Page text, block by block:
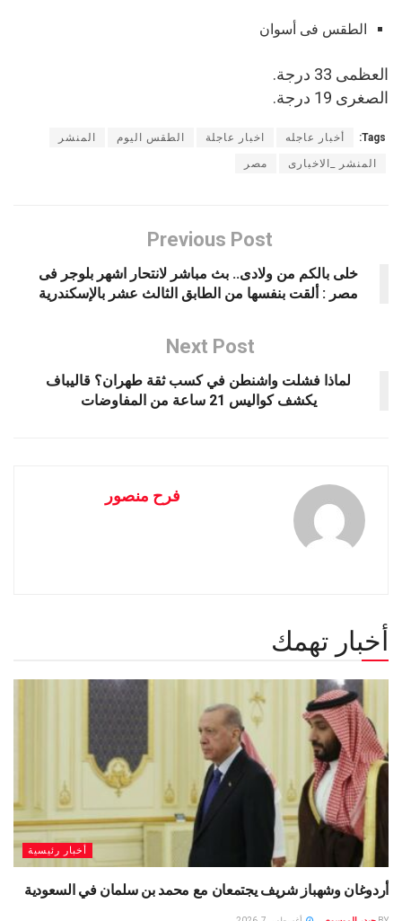
الطقس فى أسوان
العظمى 33 درجة.
الصغرى 19 درجة.
Tags: أخبار عاجله اخبار عاجلة الطقس اليوم المنشر
المنشر _الاخبارى مصر
Previous Post
خلى بالكم من ولادى.. بث مباشر لانتحار اشهر بلوجر فى
مصر : ألقت بنفسها من الطابق الثالث عشر بالإسكندرية
Next Post
لماذا فشلت واشنطن في كسب ثقة طهران؟ قاليباف
يكشف كواليس 21 ساعة من المفاوضات
فرح منصور
أخبار تهمك
أخبار رئيسية
أردوغان وشهباز شريف يجتمعان مع محمد بن سلمان في السعودية